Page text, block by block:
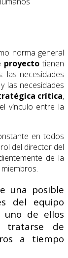
norma general
proyecto tienen
las necesidades
las necesidades
crítica,
vínculo entre la
en todos
del director del
de la
una posible
del equipo
uno de ellos
tratarse de
a tiempo